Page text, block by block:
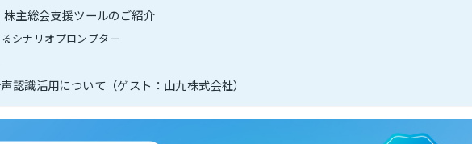
主総会支援ツールのご紹介
シナリオプロンプター
認識活用について（ゲスト：山九株式会社）